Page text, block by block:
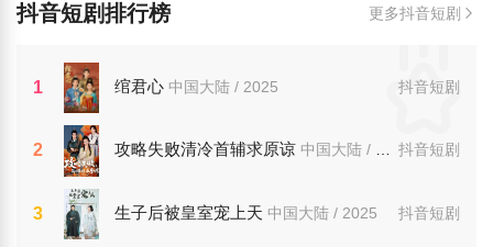
抖音短剧排行榜 更多抖音短剧
1 抖音短剧
绾君心 中国大陆 / 2025
2 抖音短剧
攻略失败清冷首辅求原谅 中国大陆 / 2025
3 抖音短剧
生子后被皇室宠上天 中国大陆 / 2025